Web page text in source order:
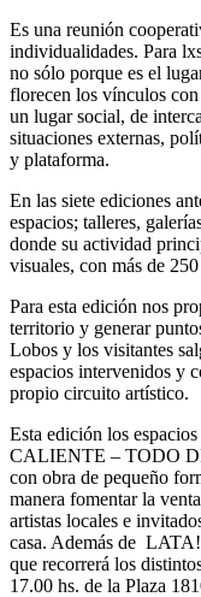
Es una reunión
individualidades. Para
no sólo porque es el
florecen los vínculos
un lugar social, de
situaciones externas,
y plataforma.
En las siete ediciones
espacios; talleres,
donde su actividad
visuales, con más de
Para esta edición nos
territorio y generar
Lobos y los visitantes
espacios intervenidos y
propio circuito artístico.
Esta edición los
CALIENTE – TODO
con obra de pequeño
manera fomentar la
artistas locales e
casa. Además de
que recorrerá los
17.00 hs. de la Plaza